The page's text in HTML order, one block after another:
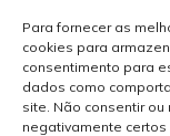
Para fornecer as
cookies para
consentimento para
dados como
site. Não consentir
negativamente